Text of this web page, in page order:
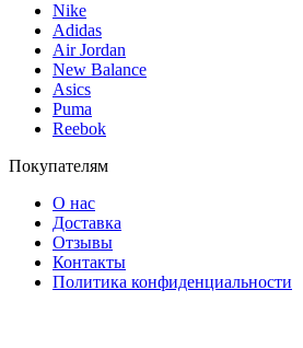
Nike
Adidas
Air Jordan
New Balance
Asics
Puma
Reebok
Покупателям
О нас
Доставка
Отзывы
Контакты
Политика конфиденциальности